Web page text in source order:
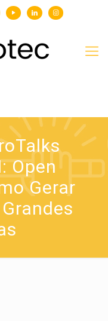
Open
Gerar